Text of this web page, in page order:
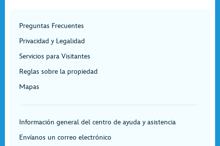
Preguntas Frecuentes
Privacidad y Legalidad
Servicios para Visitantes
Reglas sobre la propiedad
Mapas
Información general del centro de ayuda y asistencia
Envíanos un correo electrónico